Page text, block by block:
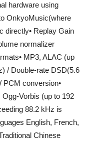
hardware using
OnkyoMusic(where
directly• Replay Gain
normalizer
MP3, ALAC (up
/ Double-rate DSD(5.6
PCM conversion•
Vorbis (up to 192
88.2 kHz is
English, French,
Chinese